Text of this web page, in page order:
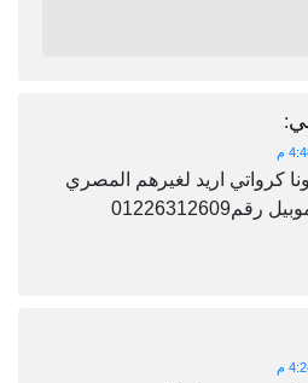
:
كرواتي اريد لغيرهم المصري